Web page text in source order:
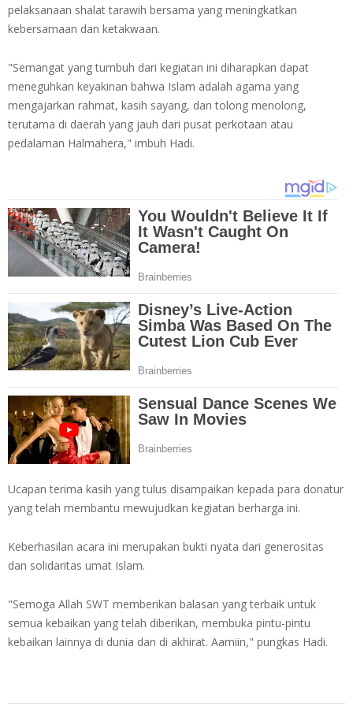
pelaksanaan shalat tarawih bersama yang meningkatkan
kebersamaan dan ketakwaan.
"Semangat yang tumbuh dari kegiatan ini diharapkan dapat
meneguhkan keyakinan bahwa Islam adalah agama yang
mengajarkan rahmat, kasih sayang, dan tolong menolong,
terutama di daerah yang jauh dari pusat perkotaan atau
pedalaman Halmahera," imbuh Hadi.
Ucapan terima kasih yang tulus disampaikan kepada para donatur
yang telah membantu mewujudkan kegiatan berharga ini.
Keberhasilan acara ini merupakan bukti nyata dari generositas
dan solidaritas umat Islam.
"Semoga Allah SWT memberikan balasan yang terbaik untuk
semua kebaikan yang telah diberikan, membuka pintu-pintu
kebaikan lainnya di dunia dan di akhirat. Aamiin," pungkas Hadi.